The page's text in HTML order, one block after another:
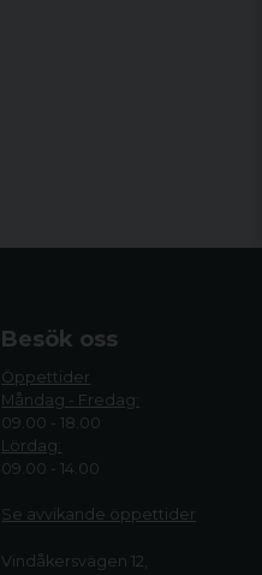
Besök oss
Öppettider
Måndag - Fredag:
09.00 - 18.00
Lördag:
09.00 - 14.00
Se avvikande öppettider
Vindåkersvägen 12,